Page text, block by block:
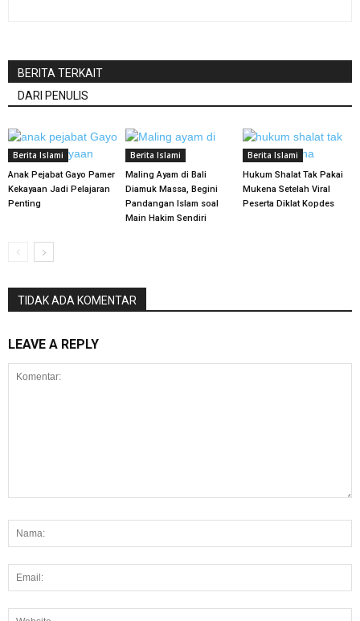
BERITA TERKAIT
DARI PENULIS
Berita Islami
Anak Pejabat Gayo Pamer
Kekayaan Jadi Pelajaran
Penting
Berita Islami
Maling Ayam di Bali
Diamuk Massa, Begini
Pandangan Islam soal
Main Hakim Sendiri
Berita Islami
Hukum Shalat Tak Pakai
Mukena Setelah Viral
Peserta Diklat Kopdes
TIDAK ADA KOMENTAR
LEAVE A REPLY